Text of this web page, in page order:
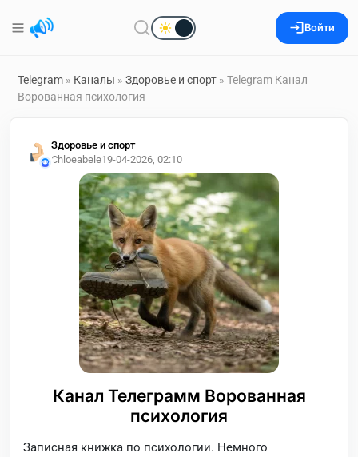
Войти
Telegram » Каналы » Здоровье и спорт » Telegram Канал
Ворованная психология
Здоровье и спорт
Chloeabele19-04-2026, 02:10
Канал Телеграмм Ворованная
психология
Записная книжка по психологии. Немного